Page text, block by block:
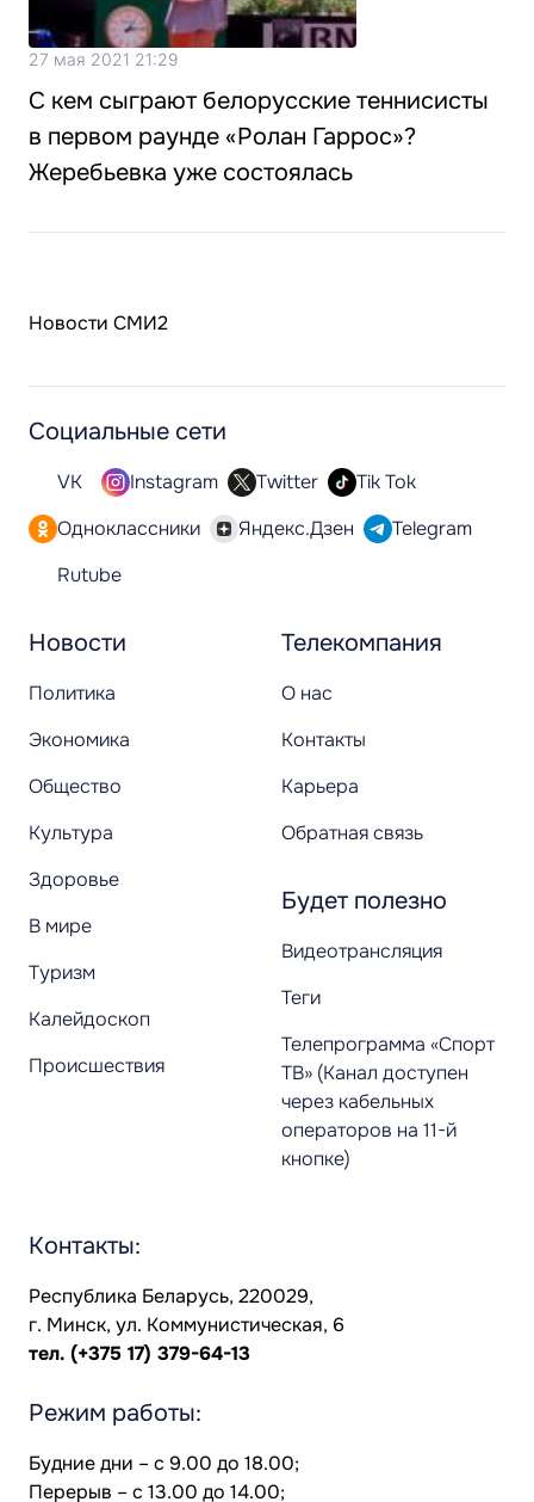
27 мая 2021 21:29
С кем сыграют белорусские теннисисты
в первом раунде «Ролан Гаррос»?
Жеребьевка уже состоялась
Новости СМИ2
Новости
Политика
Экономика
Общество
Культура
Здоровье
В мире
Туризм
Калейдоскоп
Происшествия
Телекомпания
О нас
Контакты
Карьера
Обратная связь
Будет полезно
Видеотрансляция
Теги
Телепрограмма «Спорт
ТВ» (Канал доступен
через кабельных
операторов на 11-й
кнопке)
Социальные сети
VK Instagram Twitter
Tik Tok
Одноклассники
Яндекс.Дзен
Telegram
Rutube
Контакты:
Республика Беларусь, 220029,
г. Минск, ул. Коммунистическая, 6
тел. (+375 17) 379-64-13
Режим работы:
Будние дни – с 9.00 до 18.00;
Перерыв – с 13.00 до 14.00;